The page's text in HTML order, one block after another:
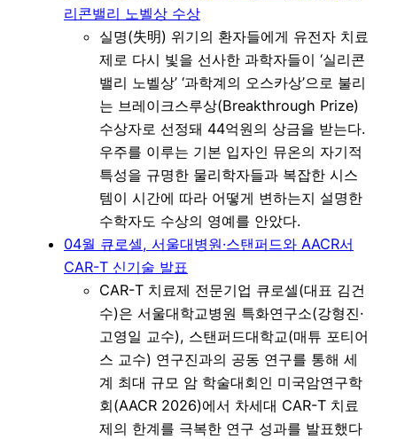
리콘밸리 노벨상 수상
실명(失明) 위기의 환자들에게 유전자 치료
제로 다시 빛을 선사한 과학자들이 ‘실리콘
밸리 노벨상’ ‘과학계의 오스카상’으로 불리
는 브레이크스루상(Breakthrough Prize)
수상자로 선정돼 44억원의 상금을 받는다.
우주를 이루는 기본 입자인 뮤온의 자기적
특성을 규명한 물리학자들과 복잡한 시스
템이 시간에 따라 어떻게 변하는지 설명한
수학자도 수상의 영예를 안았다.
04월 큐로셀, 서울대병원·스탠퍼드와 AACR서
CAR-T 신기술 발표
CAR-T 치료제 전문기업 큐로셀(대표 김건
수)은 서울대학교병원 특화연구소(강형진·
고영일 교수), 스탠퍼드대학교(매튜 포티어
스 교수) 연구진과의 공동 연구를 통해 세
계 최대 규모 암 학술대회인 미국암연구학
회(AACR 2026)에서 차세대 CAR-T 치료
제의 한계를 극복한 연구 성과를 발표했다